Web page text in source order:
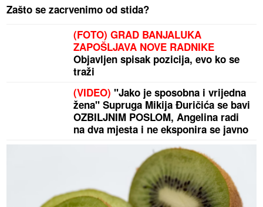
Zašto se zacrvenimo od stida?
(FOTO) GRAD BANJALUKA
ZAPOŠLJAVA NOVE RADNIKE
Objavljen spisak pozicija, evo ko se
traži
(VIDEO) "Jako je sposobna i vrijedna
žena" Supruga Mikija Đuričića se bavi
OZBILJNIM POSLOM, Angelina radi
na dva mjesta i ne eksponira se javno